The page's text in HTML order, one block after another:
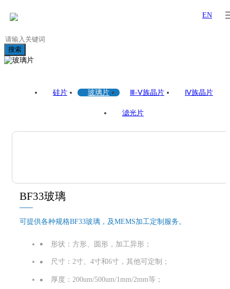
EN
搜索
硅片 玻璃片 Ⅲ-Ⅴ族晶片 Ⅳ族晶片
滤光片
BF33玻璃
可提供各种规格BF33玻璃，及MEMS加工定制服务。
形状：方形、圆形，加工异形；
尺寸：2寸、4寸和6寸，其他可定制；
厚度：200um/500um/1mm/2mm等；